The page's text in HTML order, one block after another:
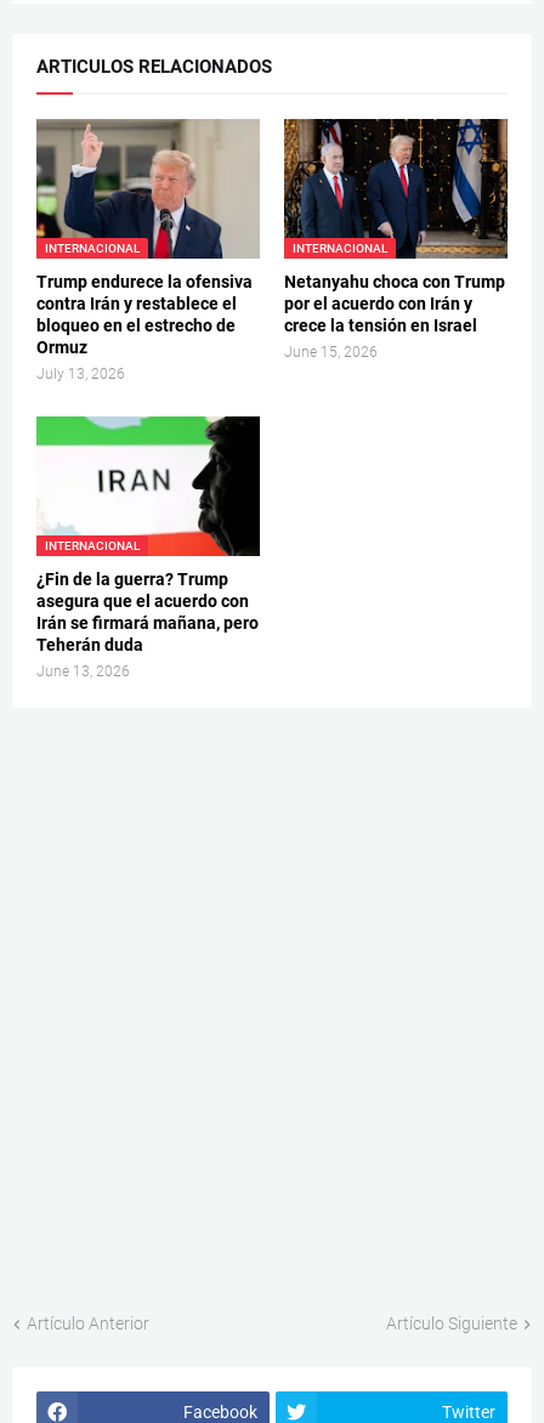
ARTICULOS RELACIONADOS
INTERNACIONAL
Trump endurece la ofensiva
contra Irán y restablece el
bloqueo en el estrecho de
Ormuz
July 13, 2026
INTERNACIONAL
Netanyahu choca con Trump
por el acuerdo con Irán y
crece la tensión en Israel
June 15, 2026
INTERNACIONAL
¿Fin de la guerra? Trump
asegura que el acuerdo con
Irán se firmará mañana, pero
Teherán duda
June 13, 2026
Artículo Anterior Artículo Siguiente
Facebook Twitter